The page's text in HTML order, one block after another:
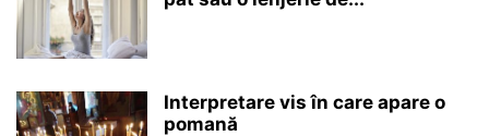
Interpretare vis în care apare o
pomană